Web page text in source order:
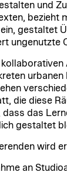
und
bezieht
gestaltet
ungenutzte
urbanen
die diese
das
gestaltet
wird
an